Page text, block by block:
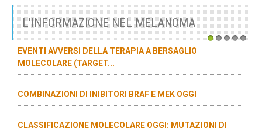
L'INFORMAZIONE NEL MELANOMA
EVENTI AVVERSI DELLA TERAPIA A BERSAGLIO
MOLECOLARE (TARGET...
COMBINAZIONI DI INIBITORI BRAF E MEK OGGI
CLASSIFICAZIONE MOLECOLARE OGGI: MUTAZIONI DI